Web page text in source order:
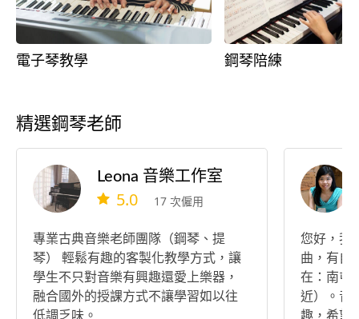
電子琴教學 鋼琴陪練
精選鋼琴老師
Leona 音樂工作室
5.0 17 次僱用
專業古典音樂老師團隊（鋼琴、提
琴） 輕鬆有趣的客製化教學方式，讓
學生不只對音樂有興趣還愛上樂器，
融合國外的授課方式不讓學習如以往
低調乏味。
您好，我
曲，有自
在：南屯
近）。音
趣，希望